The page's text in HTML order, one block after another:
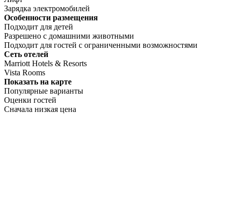
Зарядка электромобилей
Особенности размещения
Подходит для детей
Разрешено с домашними животными
Подходит для гостей с ограниченными возможностями
Сеть отелей
Marriott Hotels & Resorts
Vista Rooms
Показать на карте
Популярные варианты
Оценки гостей
Сначала низкая цена